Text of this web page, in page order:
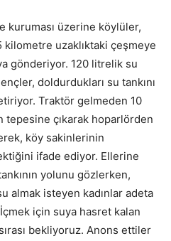
kuruması üzerine köylüler,
uzaklıktaki çeşmeye
gönderiyor. 120 litrelik su
doldurdukları su tankını
Traktör gelmeden 10
tepesine çıkarak hoparlörden
köy sakinlerinin
ifade ediyor. Ellerine
yolunu gözlerken,
almak isteyen kadınlar adeta
için suya hasret kalan
bekliyoruz. Anons ettiler